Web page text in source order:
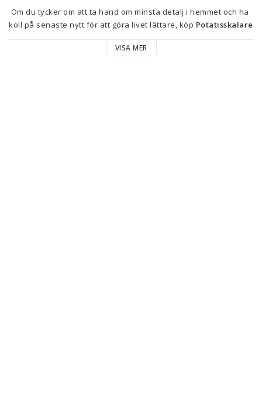
Om du tycker om att ta hand om minsta detalj i hemmet och ha
koll på senaste nytt för att göra livet lättare, köp Potatisskalare
BRA Juliana A195016 Orange Rostfritt stål till bästa pris.
VISA MER